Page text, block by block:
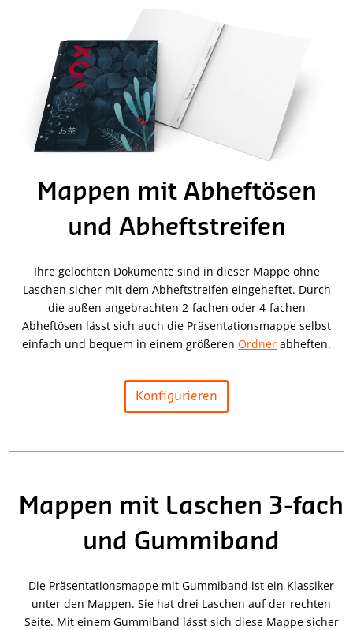
Mappen mit Abheftösen
und Abheftstreifen
Ihre gelochten Dokumente sind in dieser Mappe ohne
Laschen sicher mit dem Abheftstreifen eingeheftet. Durch
die außen angebrachten 2-fachen oder 4-fachen
Abheftösen lässt sich auch die Präsentationsmappe selbst
einfach und bequem in einem größeren Ordner abheften.
Konfigurieren
Mappen mit Laschen 3-fach
und Gummiband
Die Präsentationsmappe mit Gummiband ist ein Klassiker
unter den Mappen. Sie hat drei Laschen auf der rechten
Seite. Mit einem Gummiband lässt sich diese Mappe sicher